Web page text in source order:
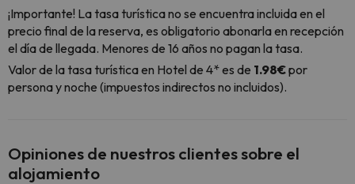
¡Importante! La tasa turística no se encuentra incluida en el
precio final de la reserva, es obligatorio abonarla en recepción
el día de llegada. Menores de 16 años no pagan la tasa.
Valor de la tasa turística en Hotel de 4* es de 1.98€por
persona y noche (impuestos indirectos no incluidos).
Opiniones de nuestros clientes sobre el
alojamiento